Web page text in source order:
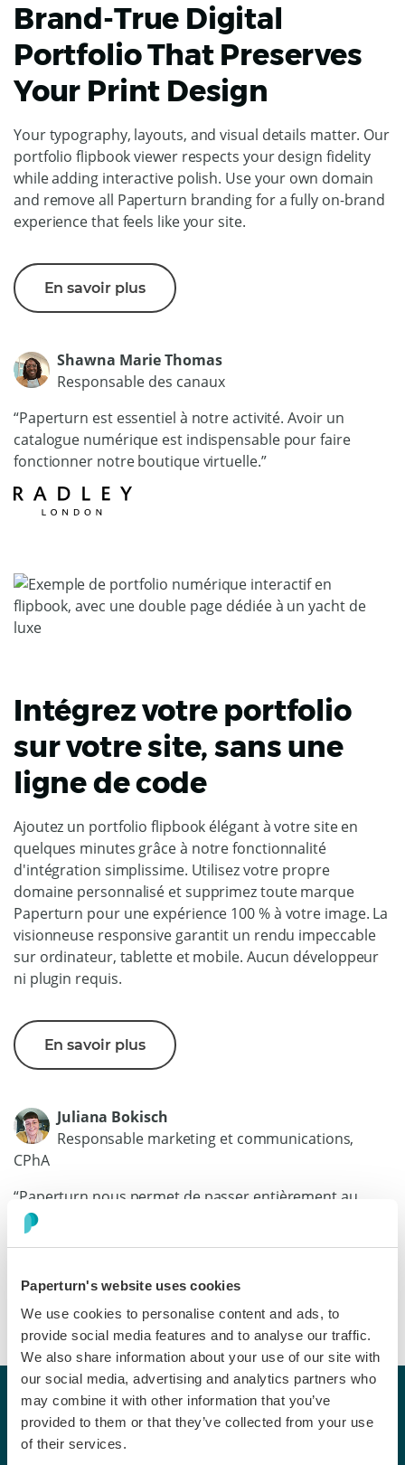
Paperturn's website uses cookies
We use cookies to personalise content and ads, to
provide social media features and to analyse our traffic.
We also share information about your use of our site with
our social media, advertising and analytics partners who
may combine it with other information that you’ve
provided to them or that they’ve collected from your use
of their services.
Brand-True Digital
Portfolio That Preserves
Your Print Design
Your typography, layouts, and visual details matter. Our
portfolio flipbook viewer respects your design fidelity
while adding interactive polish. Use your own domain
and remove all Paperturn branding for a fully on-brand
experience that feels like your site.
En savoir plus
Shawna Marie Thomas
Responsable des canaux
“Paperturn est essentiel à notre activité. Avoir un
catalogue numérique est indispensable pour faire
fonctionner notre boutique virtuelle.”
Intégrez votre portfolio
sur votre site, sans une
ligne de code
Ajoutez un portfolio flipbook élégant à votre site en
quelques minutes grâce à notre fonctionnalité
d'intégration simplissime. Utilisez votre propre
domaine personnalisé et supprimez toute marque
Paperturn pour une expérience 100 % à votre image. La
visionneuse responsive garantit un rendu impeccable
sur ordinateur, tablette et mobile. Aucun développeur
ni plugin requis.
En savoir plus
Juliana Bokisch
Responsable marketing et communications,
CPhA
“Paperturn nous permet de passer entièrement au
numérique sans perdre l'expérience immersive de
feuilleter un vrai magazine.”
Prêt à créer des présentations